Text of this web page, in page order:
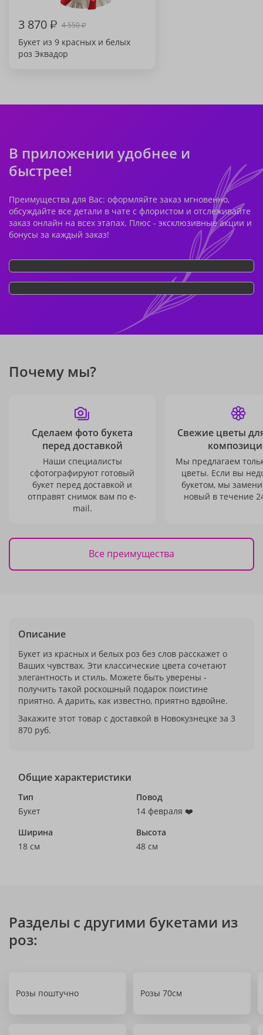
3 870₽ 4 550₽
Букет из 9 красных и белых
роз Эквадор
В приложении удобнее и
быстрее!
Преимущества для Вас: оформляйте заказ мгновенно,
обсуждайте все детали в чате с флористом и отслеживайте
заказ онлайн на всех этапах. Плюс - эксклюзивные акции и
бонусы за каждый заказ!
Почему мы?
Сделаем фото букета
перед доставкой
Наши специалисты
сфотографируют готовый
букет перед доставкой и
отправят снимок вам по e-
mail.
Свежие цветы
Мы предлагаем
цветы. Если вы
букетом, мы
новый в течение
Все преимущества
Описание
Букет из красных и белых роз без слов расскажет о
Ваших чувствах. Эти классические цвета сочетают
элегантность и стиль. Можете быть уверены -
получить такой роскошный подарок поистине
приятно. А дарить, как известно, приятно вдвойне.
Закажите этот товар с доставкой в Новокузнецке за 3
870 руб.
Общие характеристики
Тип
Букет
Повод
14 февраля ❤️
Ширина
18 см
Высота
48 см
Разделы с другими букетами из
роз:
Розы поштучно Розы 70см